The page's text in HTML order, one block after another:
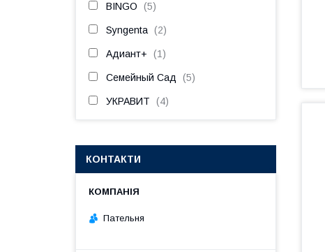
BINGO 5
Syngenta 2
Адиант+ 1
Семейный Сад 5
УКРАВИТ 4
КОНТАКТИ
Пательня